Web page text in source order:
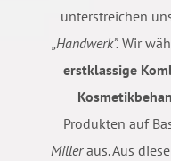
unterstreichen
„Handwerk”.Wir
erstklassige
Produkten auf
Milleraus. Aus